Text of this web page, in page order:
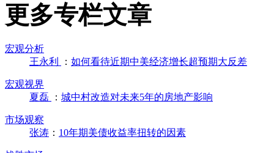
更多专栏文章
宏观分析
王永利
： 如何看待近期中美经济增长超预期大反差
宏观视界
夏磊
： 城中村改造对未来5年的房地产影响
市场观察
张涛 ： 10年期美债收益率扭转的因素